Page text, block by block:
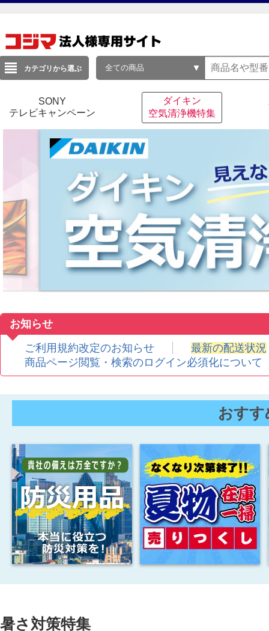
カテゴリから選ぶ 全ての商品
SONY
テレビキャンペーン
ダイキン
空気清浄機特集
ご利用規約改定のお知らせ
最新の配送状況
商品ページ閲覧・検索のログイン必須化について
おすす
暑さ対策特集